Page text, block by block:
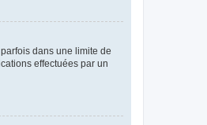
dans une limite de
effectuées par un